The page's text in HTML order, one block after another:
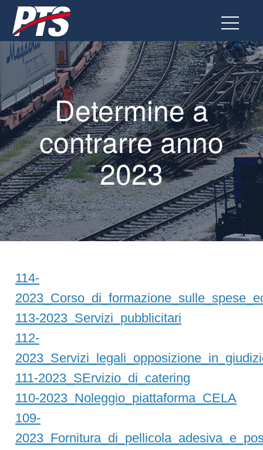
Vai
al
contenuto
Determine a
contrarre anno
2023
114-
113-2023_Servizi_pubblicitari
112-
111-2023_SErvizio_di_catering
110-2023_Noleggio_piattaforma_CELA
109-